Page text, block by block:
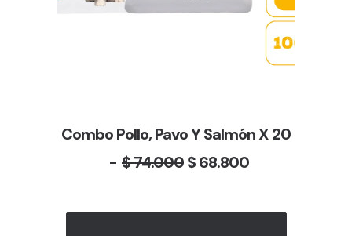
Combo Pollo, Pavo Y Salmón X 20
$74.000E
P
$68.800E
P